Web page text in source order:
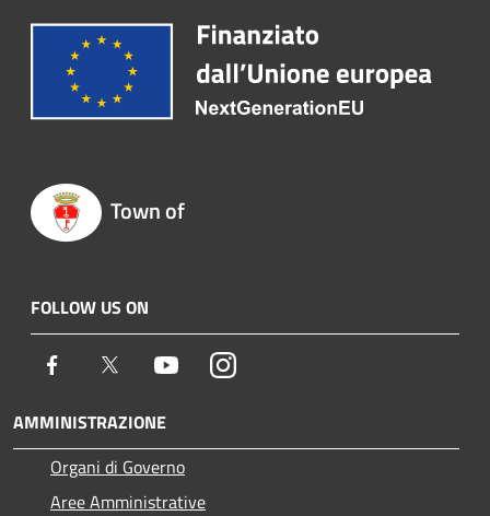
Town of
FOLLOW US ON
Facebook Twitter YoutubeInstagram
AMMINISTRAZIONE
Organi di Governo
Aree Amministrative